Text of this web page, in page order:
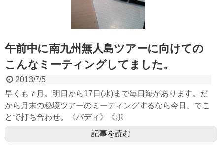
午前中に南九州無人島ツアーに向けての
こんなミーティングしてました。
2013/7/5
早くも７月。明日から17日(水)まで毎日海があります。だ
から月末の秘境ツアーのミーティングするなら今日、てこ
とで打ち合わせ。《バディ》《ボ
記事を読む